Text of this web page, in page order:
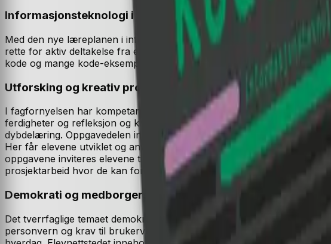
Informasjonsteknologi i fagfornyelsen
Med den nye læreplanen i informasjonsteknologi understrekes fagets
rette for aktiv deltakelse fra elevene og har en oversiktlig
kode og mange kode-eksempler som belyser teorien. Her
Utforsking og kreativ problemløsning
I fagfornyelsen har kompetansebegrepet blitt redefinert og styrket –
ferdigheter og refleksjon og kritisk tenkning. Bakerst i hvert kapittel
dybdelæring. Oppgavedelen inneholder varierte oppgaver sortert på
Her får elevene utviklet og anvendt sine kunnskaper, ferdigheter og
oppgavene inviteres elevene til å være kreative og ta i bruk digitale,
prosjektarbeid hvor de kan fordype seg i selvvalgte tema.
Demokrati og medborgerskap
Det tverrfaglige temaet demokrati og medborgerskap er godt synlig i
personvern og krav til brukervennlighet og universell utforming.